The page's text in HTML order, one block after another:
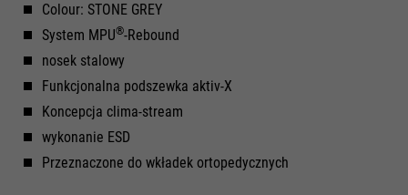
Colour: STONE GREY
System MPU®-Rebound
nosek stalowy
Funkcjonalna podszewka aktiv-X
Koncepcja clima-stream
wykonanie ESD
Przeznaczone do wkładek ortopedycznych